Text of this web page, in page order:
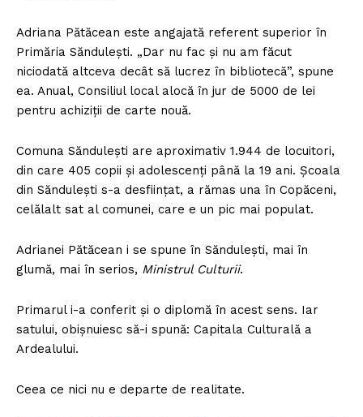
Adriana Pătăcean este angajată referent superior în
Primăria Săndulești. „Dar nu fac și nu am făcut
niciodată altceva decât să lucrez în bibliotecă”, spune
ea. Anual, Consiliul local alocă în jur de 5000 de lei
pentru achiziții de carte nouă.
Comuna Săndulești are aproximativ 1.944 de locuitori,
din care 405 copii și adolescenți până la 19 ani. Școala
din Săndulești s-a desființat, a rămas una în Copăceni,
celălalt sat al comunei, care e un pic mai populat.
Adrianei Pătăcean i se spune în Săndulești, mai în
glumă, mai în serios, Ministrul Culturii.
Primarul i-a conferit și o diplomă în acest sens. Iar
satului, obișnuiesc să-i spună: Capitala Culturală a
Ardealului.
Ceea ce nici nu e departe de realitate.